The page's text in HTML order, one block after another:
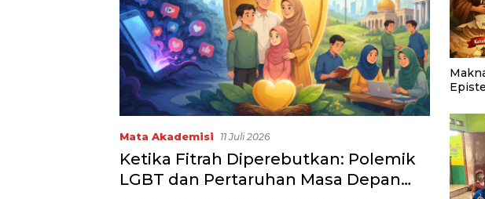
Mata Akademisi 11 Juli 2026
Ketika Fitrah Diperebutkan: Polemik
LGBT dan Pertaruhan Masa Depan